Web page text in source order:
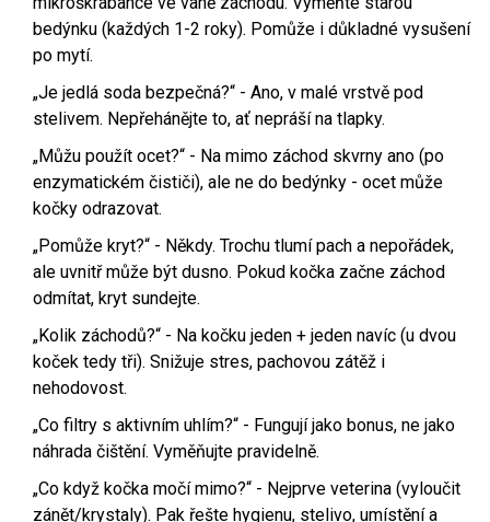
bedýnku (každých 1-2 roky). Pomůže i důkladné vysušení
po mytí.
„Je jedlá soda bezpečná?“ - Ano, v malé vrstvě pod
stelivem. Nepřehánějte to, ať nepráší na tlapky.
„Můžu použít ocet?“ - Na mimo záchod skvrny ano (po
enzymatickém čističi), ale ne do bedýnky - ocet může
kočky odrazovat.
„Pomůže kryt?“ - Někdy. Trochu tlumí pach a nepořádek,
ale uvnitř může být dusno. Pokud kočka začne záchod
odmítat, kryt sundejte.
„Kolik záchodů?“ - Na kočku jeden + jeden navíc (u dvou
koček tedy tři). Snižuje stres, pachovou zátěž i
nehodovost.
„Co filtry s aktivním uhlím?“ - Fungují jako bonus, ne jako
náhrada čištění. Vyměňujte pravidelně.
„Co když kočka močí mimo?“ - Nejprve veterina (vyloučit
zánět/krystaly). Pak řešte hygienu, stelivo, umístění a